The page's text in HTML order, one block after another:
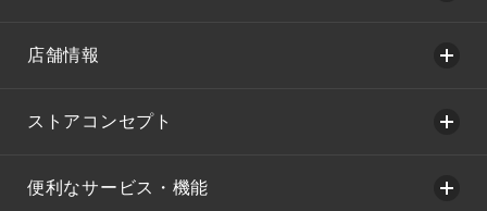
店舗情報
ストアコンセプト
便利なサービス・機能